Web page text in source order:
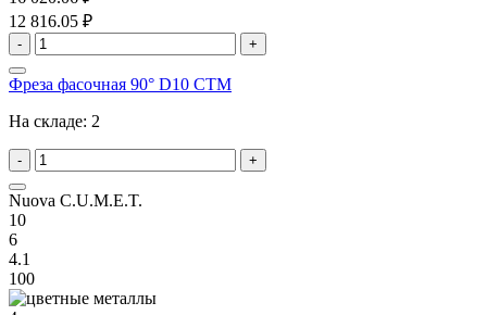
12 816.05 ₽
- +
Фреза фасочная 90° D10 CTM
На складе: 2
- +
Nuova C.U.M.E.T.
10
6
4.1
100